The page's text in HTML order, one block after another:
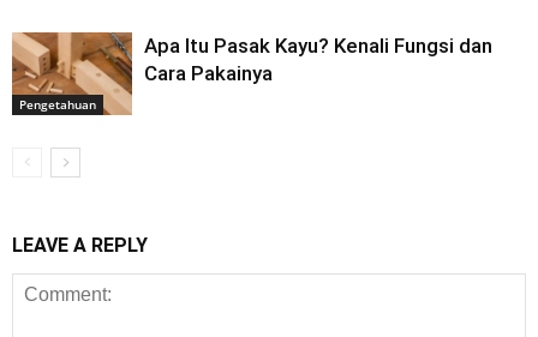
Pengetahuan
Apa Itu Pasak Kayu? Kenali Fungsi dan
Cara Pakainya
LEAVE A REPLY